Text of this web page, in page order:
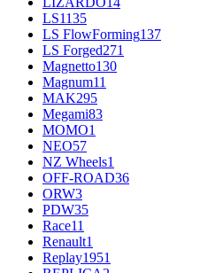
LS1135
LS FlowForming137
LS Forged271
Magnetto130
Magnum11
MAK295
Megami83
MOMO1
NEO57
NZ Wheels1
OFF-ROAD36
ORW3
PDW35
Race11
Renault1
Replay1951